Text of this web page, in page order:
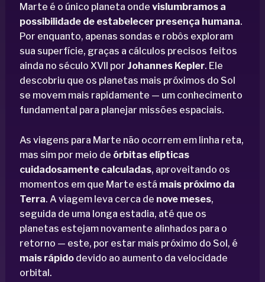
Marte é o único planeta onde vislumbramos a
possibilidade de estabelecer presença humana.
Por enquanto, apenas sondas e robôs exploram
sua superfície, graças a cálculos precisos feitos
ainda no século XVII por Johannes Kepler. Ele
descobriu que os planetas mais próximos do Sol
se movem mais rapidamente — um conhecimento
fundamental para planejar missões espaciais.
As viagens para Marte não ocorrem em linha reta,
mas sim por meio de órbitas elípticas
cuidadosamente calculadas, aproveitando os
momentos em que Marte está mais próximo da
Terra. A viagem leva cerca de nove meses,
seguida de uma longa estadia, até que os
planetas estejam novamente alinhados para o
retorno — este, por estar mais próximo do Sol, é
mais rápidodevido ao aumento da velocidade
orbital.